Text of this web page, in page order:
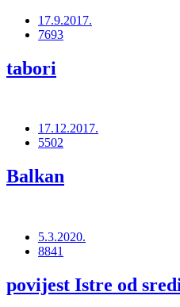
17.9.2017.
7693
tabori
17.12.2017.
5502
Balkan
5.3.2020.
8841
povijest Istre od